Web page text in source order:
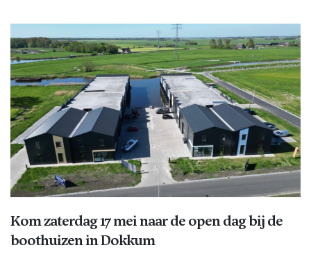
Kom zaterdag 17 mei naar de open dag bij de
boothuizen in Dokkum